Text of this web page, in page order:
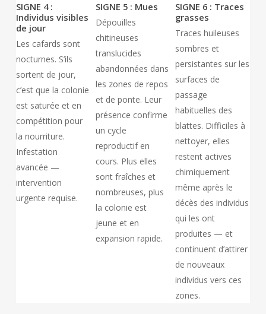
SIGNE 4 :
Individus visibles
de jour
Les cafards sont
nocturnes. S’ils
sortent de jour,
c’est que la colonie
est saturée et en
compétition pour
la nourriture.
Infestation
avancée —
intervention
urgente requise.
SIGNE 5 : Mues
Dépouilles
chitineuses
translucides
abandonnées dans
les zones de repos
et de ponte. Leur
présence confirme
un cycle
reproductif en
cours. Plus elles
sont fraîches et
nombreuses, plus
la colonie est
jeune et en
expansion rapide.
SIGNE 6 : Traces
grasses
Traces huileuses
sombres et
persistantes sur les
surfaces de
passage
habituelles des
blattes. Difficiles à
nettoyer, elles
restent actives
chimiquement
même après le
décès des individus
qui les ont
produites — et
continuent d’attirer
de nouveaux
individus vers ces
zones.